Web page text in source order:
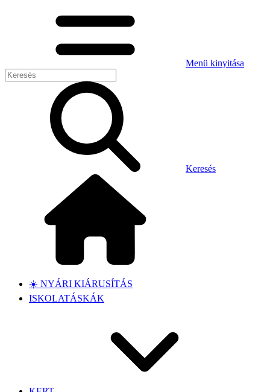
Menü kinyitása
Keresés
☀️ NYÁRI KIÁRUSÍTÁS
ISKOLATÁSKÁK